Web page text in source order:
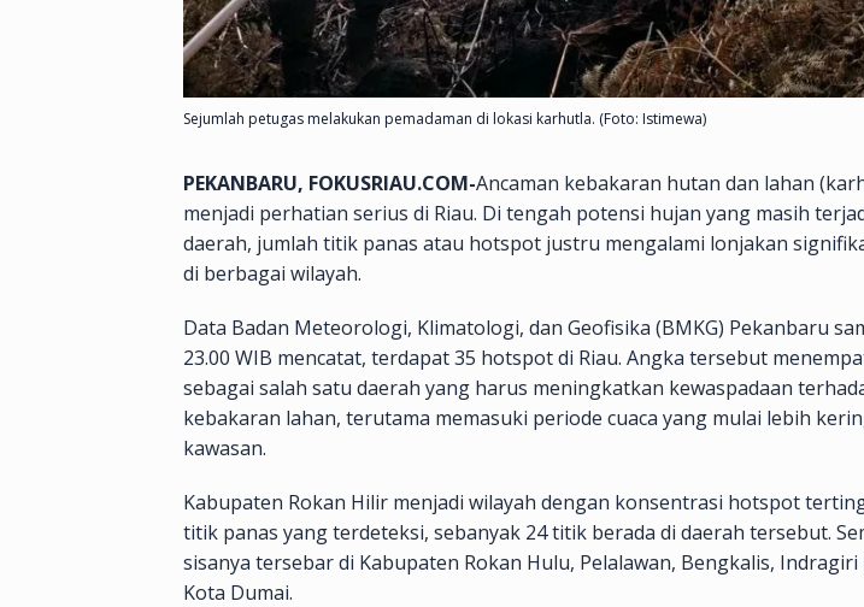
Sejumlah petugas melakukan pemadaman di lokasi karhutla. (Foto: Istimewa)
PEKANBARU, FOKUSRIAU.COM-Ancaman kebakaran hutan dan lahan
menjadi perhatian serius di Riau. Di tengah potensi hujan yang masih
daerah, jumlah titik panas atau hotspot justru mengalami lonjakan
di berbagai wilayah.
Data Badan Meteorologi, Klimatologi, dan Geofisika (BMKG) Pekanbaru
23.00 WIB mencatat, terdapat 35 hotspot di Riau. Angka tersebut
sebagai salah satu daerah yang harus meningkatkan kewaspadaan
kebakaran lahan, terutama memasuki periode cuaca yang mulai lebih
kawasan.
Kabupaten Rokan Hilir menjadi wilayah dengan konsentrasi hotspot
titik panas yang terdeteksi, sebanyak 24 titik berada di daerah tersebut.
sisanya tersebar di Kabupaten Rokan Hulu, Pelalawan, Bengkalis, Indragiri
Kota Dumai.